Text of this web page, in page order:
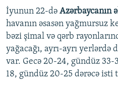
İyunun 22-də Azərbaycanın
havanın əsasən yağmursuz
bəzi şimal və qərb
yağacağı, ayrı-ayrı yerlərdə
var. Gecə 20-24, gündüz 33-
18, gündüz 20-25 dərəcə